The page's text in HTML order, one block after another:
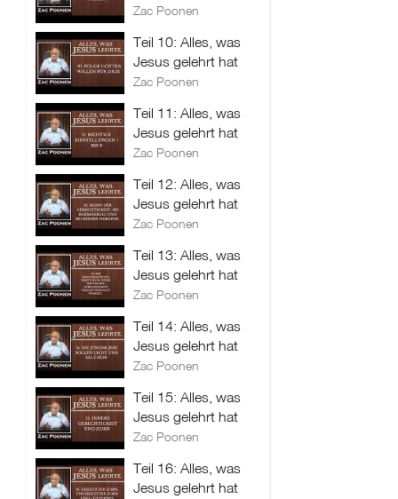
Zac Poonen
Teil 10: Alles, was
Jesus gelehrt hat
Zac Poonen
Teil 11: Alles, was
Jesus gelehrt hat
Zac Poonen
Teil 12: Alles, was
Jesus gelehrt hat
Zac Poonen
Teil 13: Alles, was
Jesus gelehrt hat
Zac Poonen
Teil 14: Alles, was
Jesus gelehrt hat
Zac Poonen
Teil 15: Alles, was
Jesus gelehrt hat
Zac Poonen
Teil 16: Alles, was
Jesus gelehrt hat